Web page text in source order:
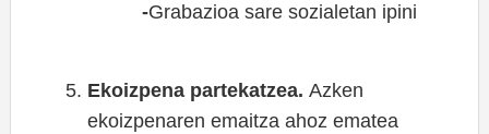
-Grabazioa sare sozialetan ipini
Ekoizpena partekatzea. Azken
ekoizpenaren emaitza ahoz ematea